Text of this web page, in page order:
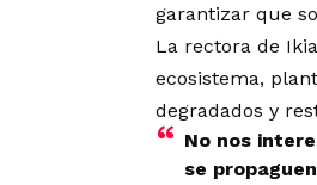
garantizar que
La rectora de
ecosistema,
degradados y
No nos
se